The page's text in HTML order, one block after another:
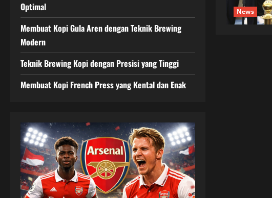
News
Optimal
Membuat Kopi Gula Aren dengan Teknik Brewing
Modern
Teknik Brewing Kopi dengan Presisi yang Tinggi
Membuat Kopi French Press yang Kental dan Enak